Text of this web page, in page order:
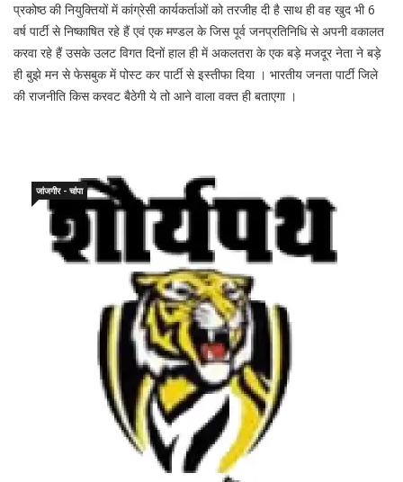
प्रकोष्ठ की नियुक्तियों में कांग्रेसी कार्यकर्ताओं को तरजीह दी है साथ ही वह खुद भी 6
वर्ष पार्टी से निष्काषित रहे हैं एवं एक मण्डल के जिस पूर्व जनप्रतिनिधि से अपनी वकालत
करवा रहे हैं उसके उलट विगत दिनों हाल ही में अकलतरा के एक बड़े मजदूर नेता ने बड़े
ही बुझे मन से फेसबुक में पोस्ट कर पार्टी से इस्तीफा दिया । भारतीय जनता पार्टी जिले
की राजनीति किस करवट बैठेगी ये तो आने वाला वक्त ही बताएगा ।
जांजगीर - चांपा